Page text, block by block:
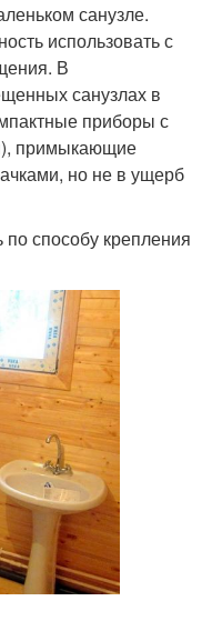
санузле.
использовать с
В
санузлах в
приборы с
примыкающие
но не в ущерб
способу крепления